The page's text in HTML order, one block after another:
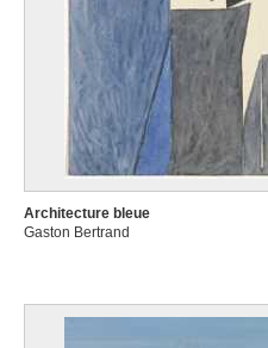
Architecture bleue
Gaston Bertrand